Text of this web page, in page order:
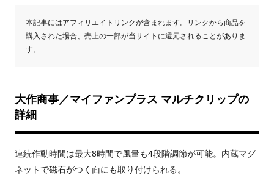
本記事にはアフィリエイトリンクが含まれます。リンクから商品を
購入された場合、売上の一部が当サイトに還元されることがありま
す。
大作商事／マイファンプラス マルチクリップの
詳細
連続作動時間は最大8時間で風量も4段階調節が可能。内蔵マグ
ネットで磁石がつく面にも取り付けられる。